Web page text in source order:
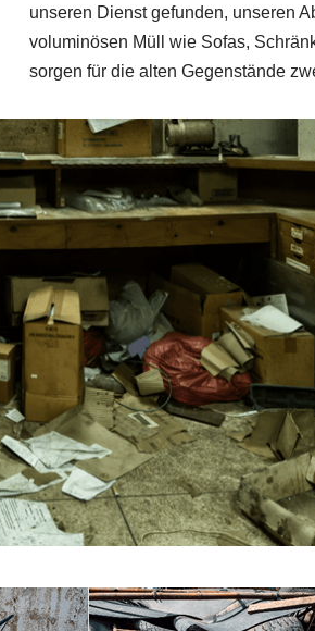
unseren Dienst gefunden, unseren
voluminösen Müll wie Sofas,
sorgen für die alten Gegenstände